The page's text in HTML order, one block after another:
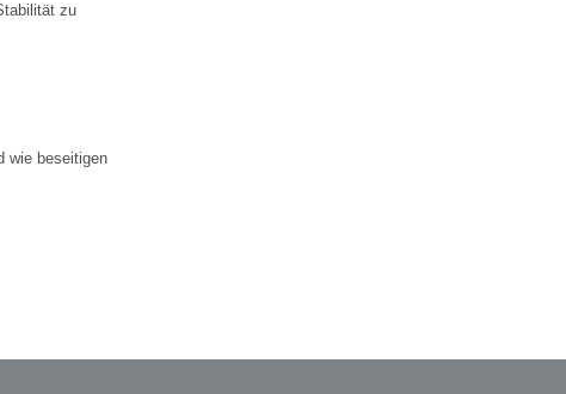
zu
wie beseitigen